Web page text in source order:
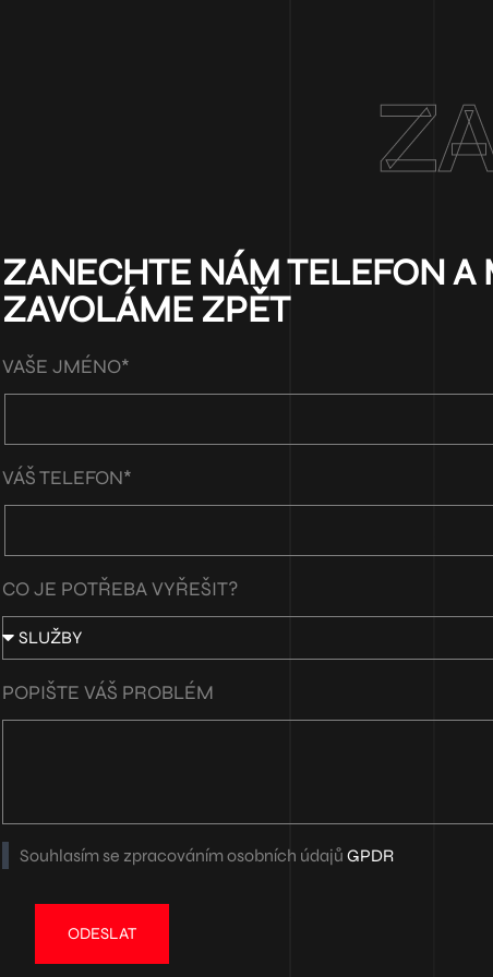
ZANECHTE NÁM TELEFON A
ZAVOLÁME ZPĚT
VAŠE JMÉNO*
VÁŠ TELEFON*
CO JE POTŘEBA VYŘEŠIT?
POPIŠTE VÁŠ PROBLÉM
Souhlasím se zpracováním osobních údajů GPDR
ODESLAT